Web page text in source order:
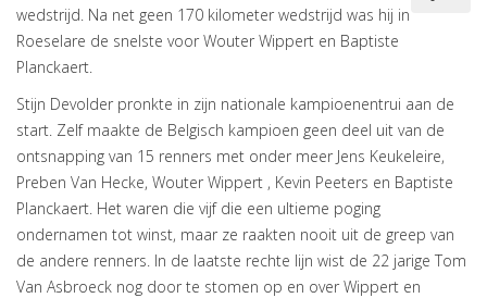
wedstrijd. Na net geen 170 kilometer wedstrijd was hij in
Roeselare de snelste voor Wouter Wippert en Baptiste
Planckaert.
Stijn Devolder pronkte in zijn nationale kampioenentrui aan de
start. Zelf maakte de Belgisch kampioen geen deel uit van de
ontsnapping van 15 renners met onder meer Jens Keukeleire,
Preben Van Hecke, Wouter Wippert , Kevin Peeters en Baptiste
Planckaert. Het waren die vijf die een ultieme poging
ondernamen tot winst, maar ze raakten nooit uit de greep van
de andere renners. In de laatste rechte lijn wist de 22 jarige Tom
Van Asbroeck nog door te stomen op en over Wippert en